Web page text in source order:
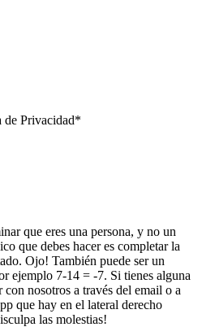
de Privacidad*
que eres una persona, y no un
que debes hacer es completar la
Ojo! También puede ser un
ejemplo 7-14 = -7. Si tienes alguna
nosotros a través del email o a
que hay en el lateral derecho
las molestias!